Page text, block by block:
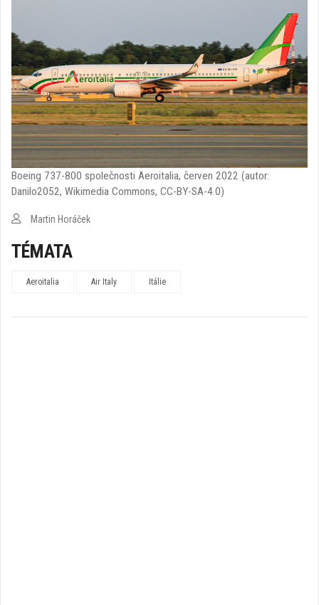
Boeing 737-800 společnosti Aeroitalia, červen 2022 (autor:
Danilo2052, Wikimedia Commons, CC-BY-SA-4.0)
Martin Horáček
TÉMATA
Aeroitalia Air Italy Itálie